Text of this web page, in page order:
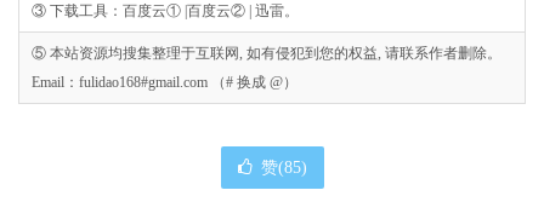
③ 下载工具：百度云① |百度云② | 迅雷。
⑤ 本站资源均搜集整理于互联网, 如有侵犯到您的权益, 请联系作者删除。
Email：fulidao168#gmail.com （# 换成 @）
赞(85)